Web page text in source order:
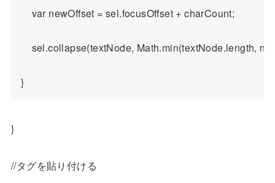
    var newOffset = sel.focusOffset + charCount;
sel.collapse(textNode, Math.min(textNode.length,
}
//タグを貼り付ける